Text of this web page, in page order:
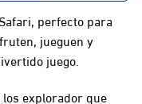
perfecto para
jueguen y
juego.
explorador que